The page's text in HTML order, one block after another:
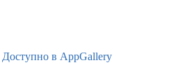
Доступно в AppGallery